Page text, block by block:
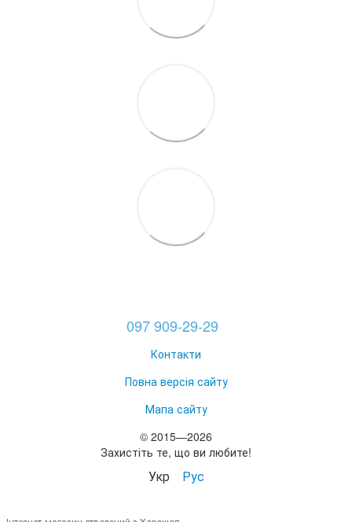
097 909-29-29
Контакти
Повна версія сайту
Мапа сайту
© 2015—2026
Захистіть те, що ви любите!
Укр Рус